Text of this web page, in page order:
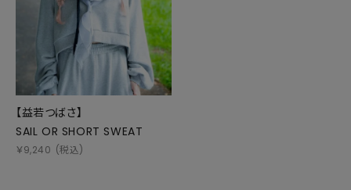
【益若つばさ】
SAIL OR SHORT SWEAT
￥9,240 (税込)